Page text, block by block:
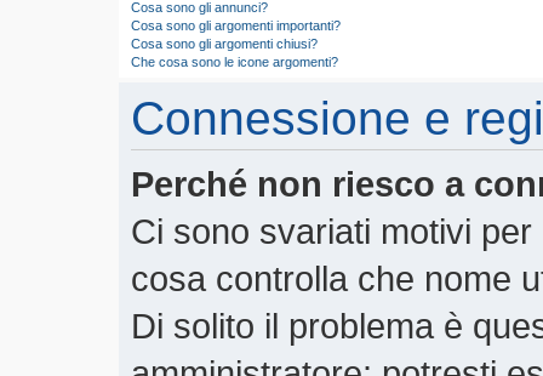
Cosa sono gli annunci?
Cosa sono gli argomenti importanti?
Cosa sono gli argomenti chiusi?
Che cosa sono le icone argomenti?
Connessione e
Perché non riesco a
Ci sono svariati motivi
cosa controlla che nome
Di solito il problema è